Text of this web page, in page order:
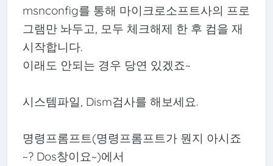
msnconfig를 통해 마이크로소프트사의 프로
그램만 놔두고, 모두 체크해제 한 후 컴을 재
시작합니다.
이래도 안되는 경우 당연 있겠죠~
시스템파일, Dism검사를 해보세요.
명령프롬프트(명령프롬프트가 뭔지 아시죠
~? Dos창이요~)에서